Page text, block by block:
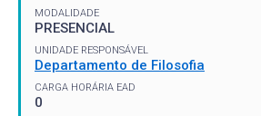
MODALIDADE
PRESENCIAL
UNIDADE RESPONSÁVEL
Departamento de Filosofia
CARGA HORÁRIA EAD
0